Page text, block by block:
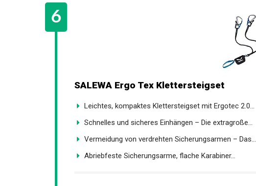
SALEWA Ergo Tex Klettersteigset
Leichtes, kompaktes Klettersteigset mit Ergotec 2.0...
Schnelles und sicheres Einhängen – Die extragroße...
Vermeidung von verdrehten Sicherungsarmen – Das...
Abriebfeste Sicherungsarme, flache Karabiner...